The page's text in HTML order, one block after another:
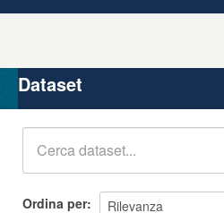
Organizzazioni
Gruppi
Dataset
Ordina per